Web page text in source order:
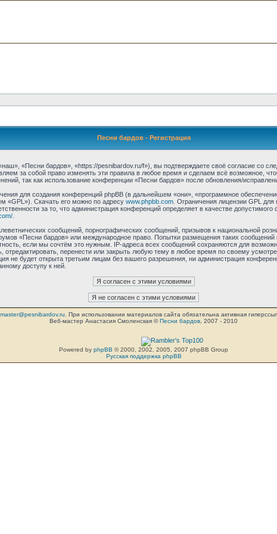
Песни бардов - Регистрация
«Песни бардов», «https://pesnibardov.ru/f»), вы подтверждаете своё согласие со
за собой право изменять эти правила в любое время и сделаем всё возможное,
так как использование конференции «Песни бардов» после обновления/
для создания конференций phpBB (в дальнейшем «они», «программное
«GPL»). Скачать его можно по адресу www.phpbb.com. Ограничения лицензии GPL для
за то, что администрация конференций определяет в качестве
.
сообщений, порнографических сообщений, призывов к национальной
«Песни бардов» или международное право. Попытки размещения таких
если мы сочтём это нужным. IP-адреса всех сообщений сохраняются для
перенести или закрыть любую тему в любое время по своему
не будет открыта третьим лицам без вашего разрешения, ни администрация
доступу к ней.
. При использовании материалов сайта обязательна активная
Веб-мастер Анастасия Смоленская ©Песни бардов , 2007 - 2010
Powered by phpBB © 2000, 2002, 2005, 2007 phpBB Group
Русская поддержка phpBB